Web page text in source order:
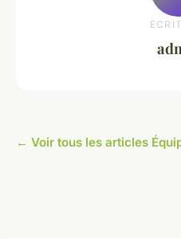
← Voir tous les articles